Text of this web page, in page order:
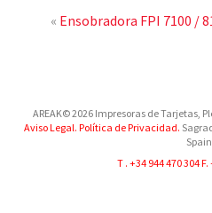
« Ensobradora FPI 7100 /
AREAK© 2026 Impresoras de Tarjetas,
Aviso Legal. Política de Privacidad.
Spain
T . +34 944 470 304F.